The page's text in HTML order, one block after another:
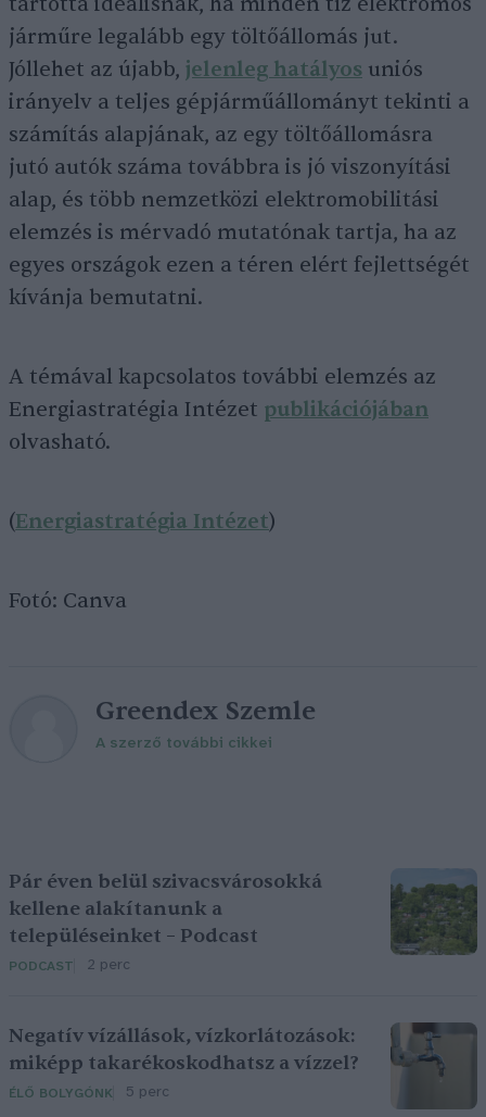
járműre legalább egy töltőállomás jut.
Jóllehet az újabb, jelenleg hatályos uniós
irányelv a teljes gépjárműállományt tekinti a
számítás alapjának, az egy töltőállomásra
jutó autók száma továbbra is jó viszonyítási
alap, és több nemzetközi elektromobilitási
elemzés is mérvadó mutatónak tartja, ha az
egyes országok ezen a téren elért fejlettségét
kívánja bemutatni.
A témával kapcsolatos további elemzés az
Energiastratégia Intézet publikációjában
olvasható.
(Energiastratégia Intézet)
Fotó: Canva
Greendex Szemle
A szerző további cikkei
Pár éven belül szivacsvárosokká
kellene alakítanunk a
településeinket – Podcast
PODCAST 2 perc
Negatív vízállások, vízkorlátozások:
miképp takarékoskodhatsz a vízzel?
ÉLŐ BOLYGÓNK 5 perc